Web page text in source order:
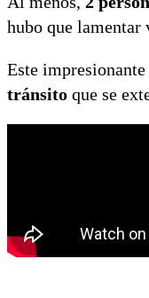
hubo que lamentar
Este
tránsito que se